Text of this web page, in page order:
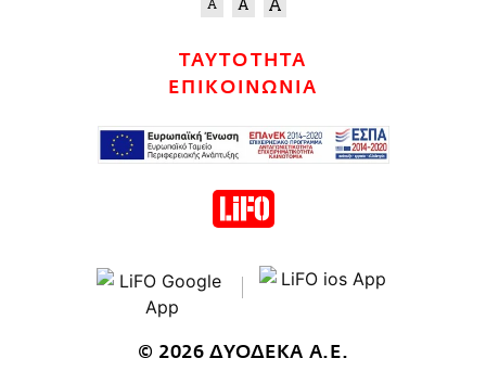
ΤΑΥΤΟΤΗΤΑ
ΕΠΙΚΟΙΝΩΝΙΑ
© 2026 ΔΥΟΔΕΚΑ Α.Ε.